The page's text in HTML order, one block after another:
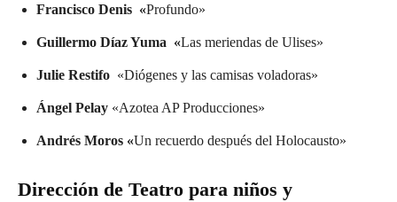
Francisco Denis «Profundo»
Guillermo Díaz Yuma «Las meriendas de Ulises»
Julie Restifo «Diógenes y las camisas voladoras»
Ángel Pelay «Azotea AP Producciones»
Andrés Moros «Un recuerdo después del Holocausto»
Dirección de Teatro para niños y